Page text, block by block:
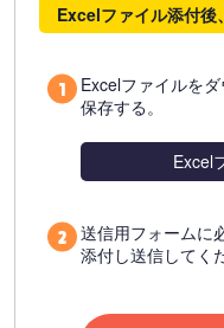
Excelファイル添付後
Excelファイルを
保存する。
Excel
送信用フォームに
添付し送信してく